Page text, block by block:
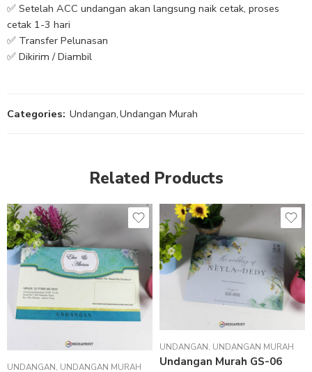
✅ Setelah ACC undangan akan langsung naik cetak, proses
cetak 1-3 hari
✅ Transfer Pelunasan
✅ Dikirim / Diambil
Categories: Undangan,Undangan Murah
Related Products
UNDANGAN, UNDANGAN MURAH
UNDANGAN, UNDANGAN MURAH
Undangan Murah GS-06